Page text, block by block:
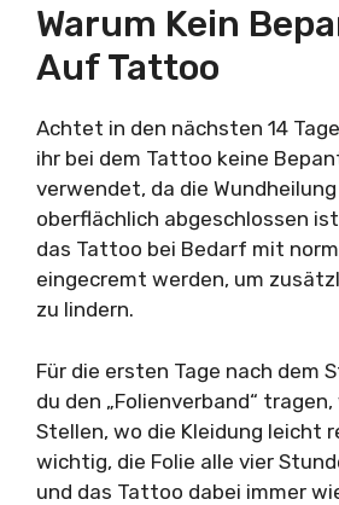
Warum Kein
Auf Tattoo
Achtet in den nächsten 14
ihr bei dem Tattoo keine
verwendet, da die
oberflächlich abgeschlossen
das Tattoo bei Bedarf mit
eingecremt werden, um
zu lindern.
Für die ersten Tage nach dem
du den „Folienverband“
Stellen, wo die Kleidung leicht
wichtig, die Folie alle vier
und das Tattoo dabei immer